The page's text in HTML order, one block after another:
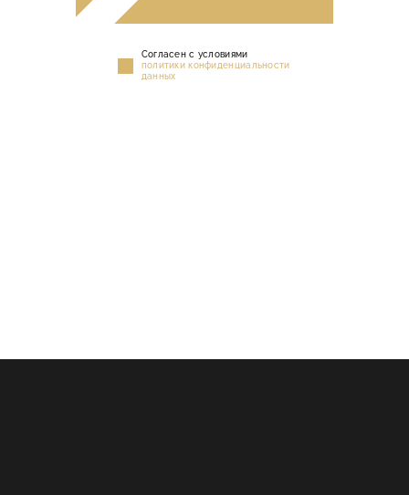
Cогласен с условиями
политики конфиденциальности
данных